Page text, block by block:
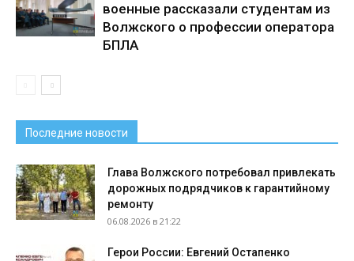
военные рассказали студентам из
Волжского о профессии оператора
БПЛА
Последние новости
Глава Волжского потребовал привлекать
дорожных подрядчиков к гарантийному
ремонту
06.08.2026 в 21:22
Герои России: Евгений Остапенко